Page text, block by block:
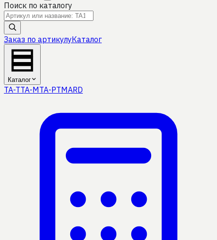
Поиск по каталогу
Заказ по артикулуКаталог
Каталог
TA-TTA-MTA-PTMARD